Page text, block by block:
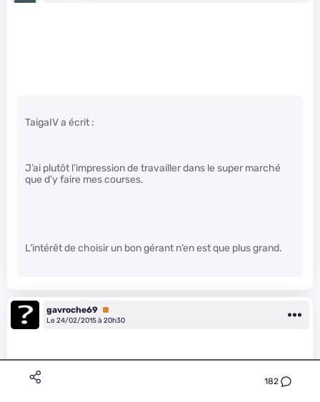
182
TaigaIV a écrit :
J’ai plutôt l’impression de travailler dans le super marché
que d’y faire mes courses.
L’intérêt de choisir un bon gérant n’en est que plus grand.
gavroche69 Premium
Le 24/02/2015 à 20h30